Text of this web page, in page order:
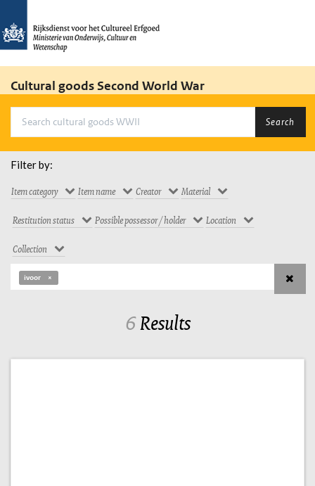
Cultural goods Second World War
Search
Filter by:
Item category Item name Creator Material
Restitution status Possible possessor / holder Location
Collection
ivoor
6Results